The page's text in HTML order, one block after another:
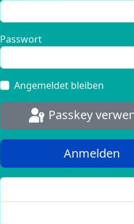
Passwort
Angemeldet bleiben
Passkey
Anmelden